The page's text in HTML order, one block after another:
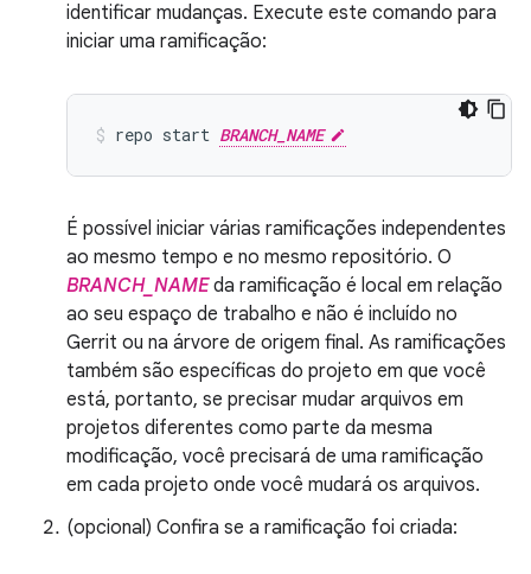
identificar mudanças. Execute este comando para
iniciar uma ramificação:
repo start BRANCH_NAME
É possível iniciar várias ramificações independentes
ao mesmo tempo e no mesmo repositório. O
BRANCH_NAMEda ramificação é local em relação
ao seu espaço de trabalho e não é incluído no
Gerrit ou na árvore de origem final. As ramificações
também são específicas do projeto em que você
está, portanto, se precisar mudar arquivos em
projetos diferentes como parte da mesma
modificação, você precisará de uma ramificação
em cada projeto onde você mudará os arquivos.
(opcional) Confira se a ramificação foi criada: